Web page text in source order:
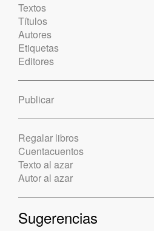
Textos
Títulos
Autores
Etiquetas
Editores
Publicar
Regalar libros
Cuentacuentos
Texto al azar
Autor al azar
Sugerencias